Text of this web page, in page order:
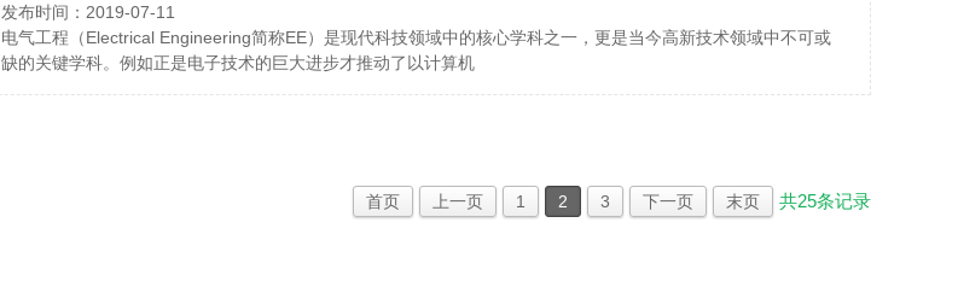
发布时间：2019-07-11
电气工程（Electrical Engineering简称EE）是现代科技领域中的核心学科之一，更是当今高新技术领域中不可或
缺的关键学科。例如正是电子技术的巨大进步才推动了以计算机
首页 上一页 1 2 3 下一页 末页 共25条记录